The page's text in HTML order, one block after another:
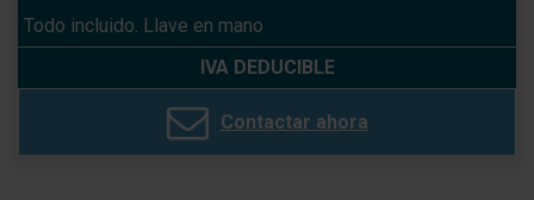
Todo incluido. Llave en mano
IVA DEDUCIBLE
Contactar ahora